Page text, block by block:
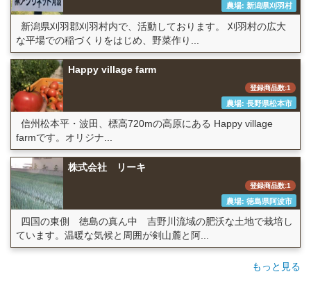
農場: 新潟県刈羽村
新潟県刈羽郡刈羽村内で、活動しております。 刈羽村の広大
な平場での稲づくりをはじめ、野菜作り...
Happy village farm
登録商品数:1
農場: 長野県松本市
信州松本平・波田、標高720mの高原にある Happy village
farmです。オリジナ...
株式会社 リーキ
登録商品数:1
農場: 徳島県阿波市
四国の東側 徳島の真ん中 吉野川流域の肥沃な土地で栽培し
ています。温暖な気候と周囲が剣山麓と阿...
もっと見る